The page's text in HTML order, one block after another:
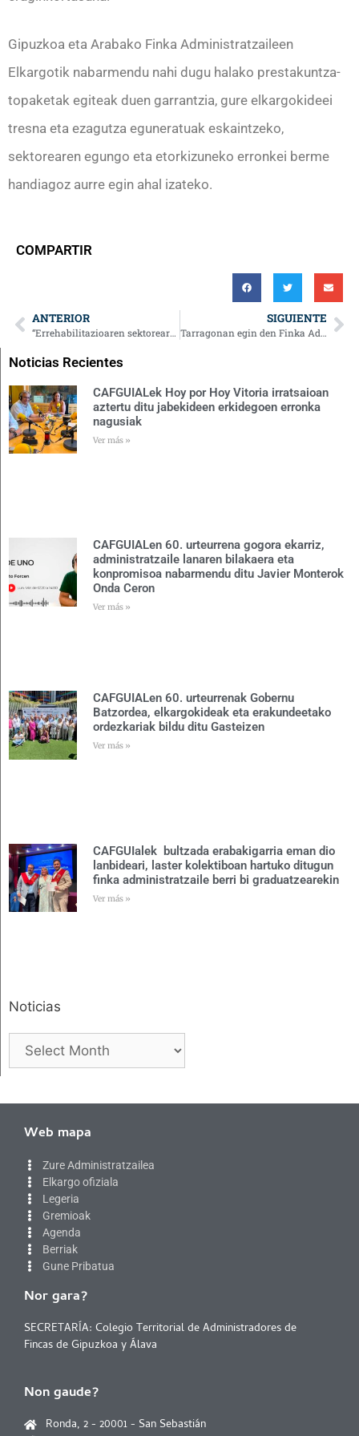
Gipuzkoa eta Arabako Finka Administratzaileen
Elkargotik nabarmendu nahi dugu halako prestakuntza-
topaketak egiteak duen garrantzia, gure elkargokideei
tresna eta ezagutza eguneratuak eskaintzeko,
sektorearen egungo eta etorkizuneko erronkei berme
handiagoz aurre egin ahal izateko.
COMPARTIR
ANTERIOR
“Errehabilitazioaren sektorearen profesionalizazioa” izenburupean ADIk eginiko jardunaldian parte hartu du CAFGUIALek
SIGUIENTE
Tarragonan egin den Finka Administratzaileen 2026ko Kongresu Nazionalean izan dira CAFGUIALen ordezkariak
Noticias Recientes
CAFGUIALek Hoy por Hoy Vitoria irratsaioan
aztertu ditu jabekideen erkidegoen erronka
nagusiak
Ver más »
CAFGUIALen 60. urteurrena gogora ekarriz,
administratzaile lanaren bilakaera eta
konpromisoa nabarmendu ditu Javier Monterok
Onda Ceron
Ver más »
CAFGUIALen 60. urteurrenak Gobernu
Batzordea, elkargokideak eta erakundeetako
ordezkariak bildu ditu Gasteizen
Ver más »
CAFGUIalek bultzada erabakigarria eman dio
lanbideari, laster kolektiboan hartuko ditugun
finka administratzaile berri bi graduatzearekin
Ver más »
Noticias
Web mapa
Zure Administratzailea
Elkargo ofiziala
Legeria
Gremioak
Agenda
Berriak
Gune Pribatua
Nor gara?
SECRETARÍA: Colegio Territorial de Administradores de
Fincas de Gipuzkoa y Álava
Non gaude?
Ronda, 2 - 20001 - San Sebastián